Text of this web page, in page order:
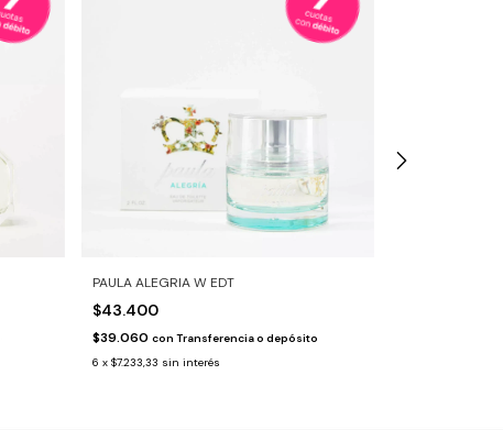
PAULA ALEGRIA W EDT
$43.400
$39.060 con Transferencia o depósito
6 x $7.233,33 sin interés